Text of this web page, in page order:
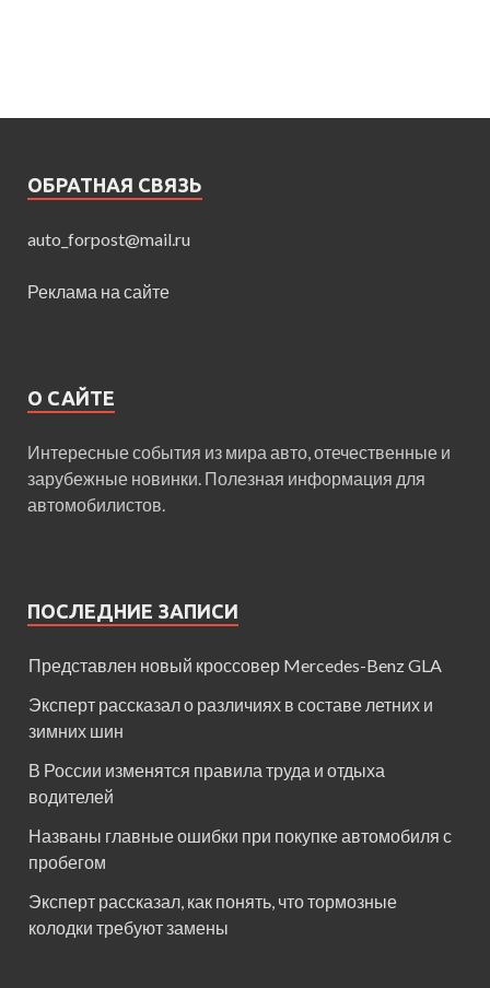
ОБРАТНАЯ СВЯЗЬ
auto_forpost@mail.ru
Реклама на сайте
О САЙТЕ
Интересные события из мира авто, отечественные и
зарубежные новинки. Полезная информация для
автомобилистов.
ПОСЛЕДНИЕ ЗАПИСИ
Представлен новый кроссовер Mercedes-Benz GLA
Эксперт рассказал о различиях в составе летних и
зимних шин
В России изменятся правила труда и отдыха
водителей
Названы главные ошибки при покупке автомобиля с
пробегом
Эксперт рассказал, как понять, что тормозные
колодки требуют замены